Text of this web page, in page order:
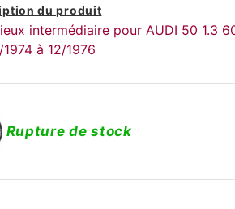
du produit
intermédiaire pour AUDI 50 1.3
à 12/1976
Rupture de stock